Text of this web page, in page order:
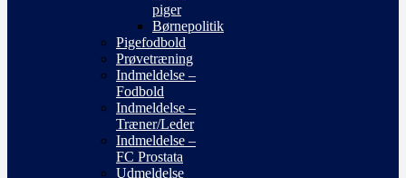
piger
Børnepolitik
Pigefodbold
Prøvetræning
Indmeldelse –
Fodbold
Indmeldelse –
Træner/Leder
Indmeldelse –
FC Prostata
Udmeldelse